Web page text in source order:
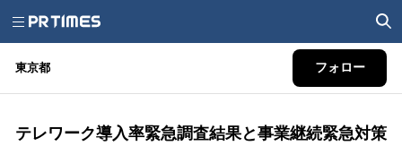
東京都 フォロー
テレワーク導入率緊急調査結果と事業継続緊急対策